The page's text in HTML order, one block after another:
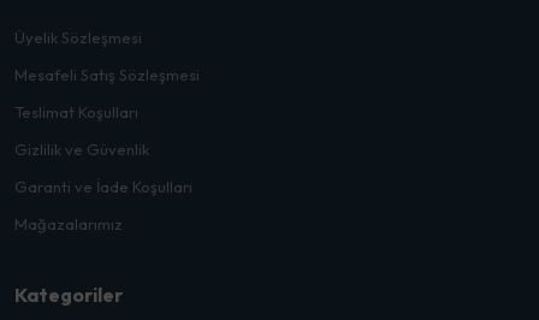
Üyelik Sözleşmesi
Mesafeli Satış Sözleşmesi
Teslimat Koşulları
Gizlilik ve Güvenlik
Garanti ve İade Koşulları
Mağazalarımız
Kategoriler